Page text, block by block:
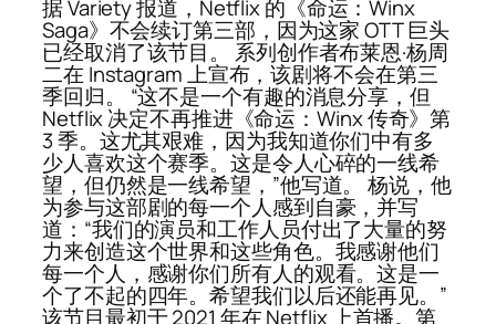
据 Variety 报道，Netflix 的《命运：Winx
Saga》不会续订第三部，因为这家 OTT 巨头
已经取消了该节目。 系列创作者布莱恩·杨周
二在 Instagram 上宣布，该剧将不会在第三
季回归。 “这不是一个有趣的消息分享，但
Netflix 决定不再推进《命运：Winx 传奇》第
3 季。这尤其艰难，因为我知道你们中有多
少人喜欢这个赛季。这是令人心碎的一线希
望，但仍然是一线希望，”他写道。 杨说，他
为参与这部剧的每一个人感到自豪，并写
道：“我们的演员和工作人员付出了大量的努
力来创造这个世界和这些角色。我感谢他们
每一个人，感谢你们所有人的观看。这是一
个了不起的四年。希望我们以后还能再见。”
该节目最初于 2021 年在 Netflix 上首播。第